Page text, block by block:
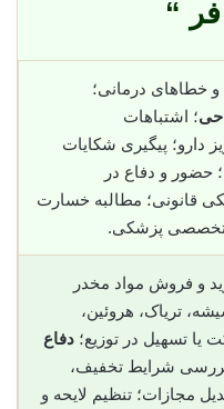
“
خطاهای درمانی؛
؛ اشتباهات
دارو؛ پیگیری شکایات
حضور و دفاع در
قانونی؛ مطالبه خسارت
تخصصی پزشکی.
و فروش مواد مخدر
تریاک، هروئین،
یا تسهیل در توزیع؛ دفاع
شرایط تخفیف،
مجازات؛ تنظیم لایحه و